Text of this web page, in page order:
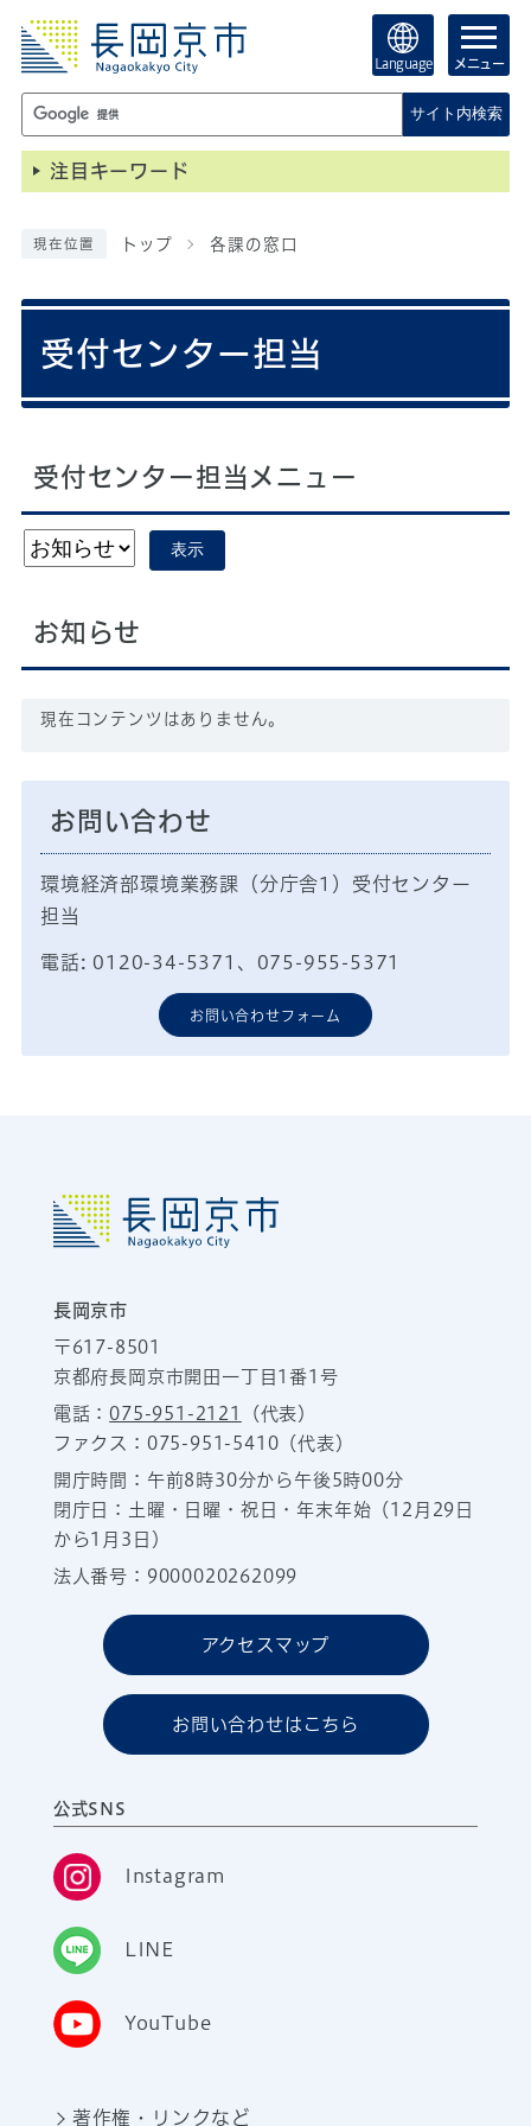
Language メニュー
サイト内検索
注目キーワード
現在位置 トップ 各課の窓口
受付センター担当
受付センター担当メニュー
表示
お知らせ
現在コンテンツはありません。
お問い合わせ
環境経済部環境業務課（分庁舎1）受付センター
担当
電話: 0120-34-5371、075-955-5371
お問い合わせフォーム
長岡京市
〒617-8501
京都府長岡京市開田一丁目1番1号
電話：075-951-2121
（代表）
ファクス：075-951-5410（代表）
開庁時間：午前8時30分から午後5時00分
閉庁日：土曜・日曜・祝日・年末年始（12月29日
から1月3日）
法人番号：9000020262099
アクセスマップ
お問い合わせはこちら
公式SNS
Instagram
LINE
YouTube
著作権・リンクなど